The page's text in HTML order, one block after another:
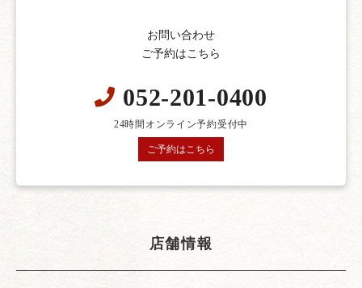
お問い合わせ
ご予約はこちら
052-201-0400
24時間オンライン予約受付中
ご予約はこちら
店舗情報